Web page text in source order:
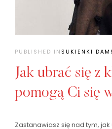
PUBLISHED IN SUKIENKI
Jak ubrać się z
pomogą Ci się
Zastanawiasz się nad tym,